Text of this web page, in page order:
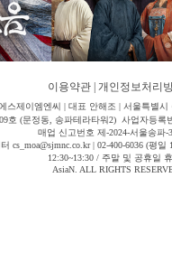
이용약관 개인정보처리
스제이엠엔씨 | 대표 안해조 | 서울특별시
호 (문정동, 송파테라타워2) 사업자등록
매업 신고번호 제-2024-서울송파-
cs_moa@sjmnc.co.kr | 02-400-6036 (평일
12:30~13:30 / 주말 및 공휴일
AsiaN. ALL RIGHTS